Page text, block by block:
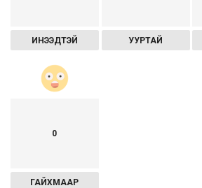
ИНЭЭДТЭЙ УУРТАЙ
0
ГАЙХМААР